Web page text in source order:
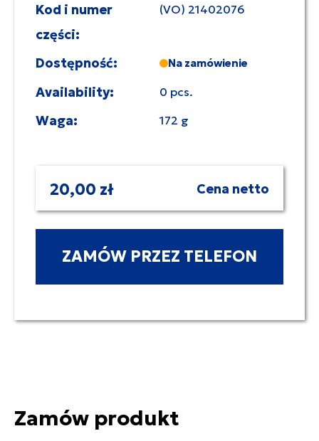
Kod i numer
części:
(VO) 21402076
Dostępność: Na zamówienie
Availability: 0 pcs.
Waga: 172 g
20,00 zł Cena netto
ZAMÓW PRZEZ TELEFON
Zamów produkt